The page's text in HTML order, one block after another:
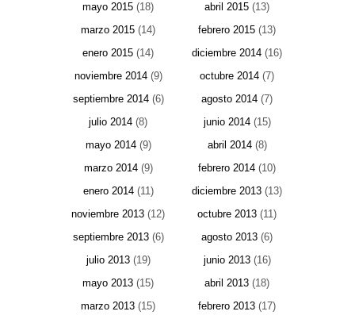
mayo 2015 (18) abril 2015 (13)
marzo 2015 (14) febrero 2015 (13)
enero 2015 (14) diciembre 2014 (16)
noviembre 2014(9) octubre 2014 (7)
septiembre 2014(6) agosto 2014 (7)
julio 2014 (8) junio 2014(15)
mayo 2014(9) abril 2014(8)
marzo 2014(9) febrero 2014 (10)
enero 2014(11) diciembre 2013 (13)
noviembre 2013 (12) octubre 2013 (11)
septiembre 2013(6) agosto 2013 (6)
julio 2013(19) junio 2013(16)
mayo 2013 (15) abril 2013 (18)
marzo 2013 (15) febrero 2013 (17)